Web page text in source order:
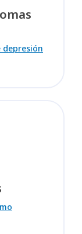
depresión